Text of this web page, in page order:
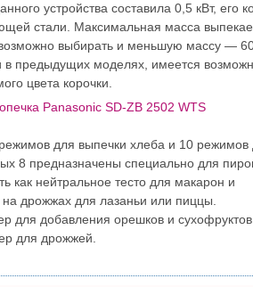
устройства составила 0,5 кВт, его
стали. Максимальная масса
выбирать и меньшую массу —
в предыдущих моделях, имеется
цвета корочки.
для выпечки хлеба и 10 режимов
8 предназначены специально для
как нейтральное тесто для макарон и
на дрожжах для лазаньи или пиццы.
для добавления орешков и
для дрожжей.